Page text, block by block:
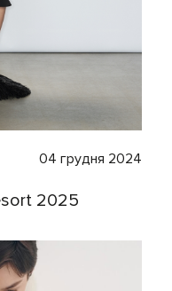
04 грудня 2024
2025